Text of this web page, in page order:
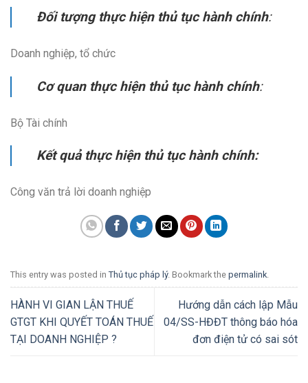
Đối tượng thực hiện thủ tục hành chính:
Doanh nghiệp, tổ chức
Cơ quan thực hiện thủ tục hành chính:
Bộ Tài chính
Kết quả thực hiện thủ tục hành chính:
Công văn trả lời doanh nghiệp
This entry was posted in Thủ tục pháp lý. Bookmark the permalink
HÀNH VI GIAN LẬN THUẾ
GTGT KHI QUYẾT TOÁN THUẾ
TẠI DOANH NGHIỆP ?
Hướng dẫn cách lập Mẫu
04/SS-HĐĐT thông báo hóa
đơn điện tử có sai sót